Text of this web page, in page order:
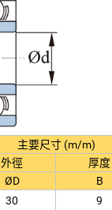
80
80
95
95
100 11
100 18
110 13
110 20
主要尺寸 (m/m)
外徑 厚度
ØD B
30 9